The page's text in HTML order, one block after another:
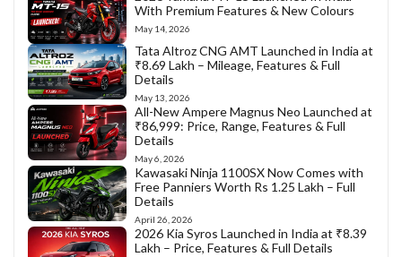
With Premium Features & New Colours
May 14, 2026
Tata Altroz CNG AMT Launched in India at
₹8.69 Lakh – Mileage, Features & Full
Details
May 13, 2026
All-New Ampere Magnus Neo Launched at
₹86,999: Price, Range, Features & Full
Details
May 6, 2026
Kawasaki Ninja 1100SX Now Comes with
Free Panniers Worth Rs 1.25 Lakh – Full
Details
April 26, 2026
2026 Kia Syros Launched in India at ₹8.39
Lakh – Price, Features & Full Details